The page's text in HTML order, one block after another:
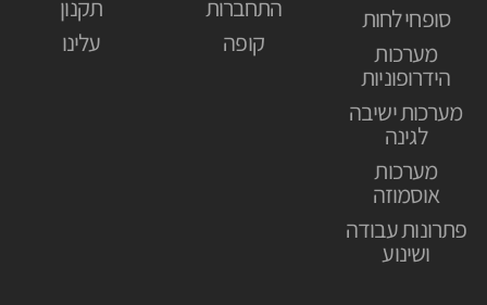
סופחי לחות
מערכות
הידרופוניות
מערכות ישיבה
לגינה
מערכות
אוסמוזה
פתרונות עבודה
ושינוע
התחברות
קופה
תקנון
עלינו